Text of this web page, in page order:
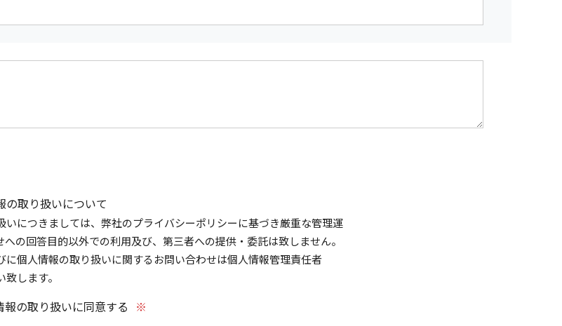
の取り扱いについて
いにつきましては、弊社のプライバシーポリシーに基づき厳重な管理運
の回答目的以外での利用及び、第三者への提供・委託は致しません。
に個人情報の取り扱いに関するお問い合わせは個人情報管理責任者
します。
の取り扱いに同意する ※